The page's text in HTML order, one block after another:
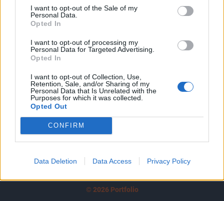
I want to opt-out of the Sale of my
Personal Data.
Opted In
I want to opt-out of processing my
Personal Data for Targeted Advertising.
Opted In
I want to opt-out of Collection, Use,
Retention, Sale, and/or Sharing of my
Personal Data that Is Unrelated with the
Purposes for which it was collected.
Opted Out
CONFIRM
Data Deletion Data Access Privacy Policy
Az előfizetés a következőket tartalmazza:
Portfolio.hu teljes cikkarchívum
Kötéslisták: BÉT elmúlt 2 év napon belüli
kötéslistái
Előfizetés
MÁR ELŐFIZETŐNK VAGY?
© 2026 Portfolio